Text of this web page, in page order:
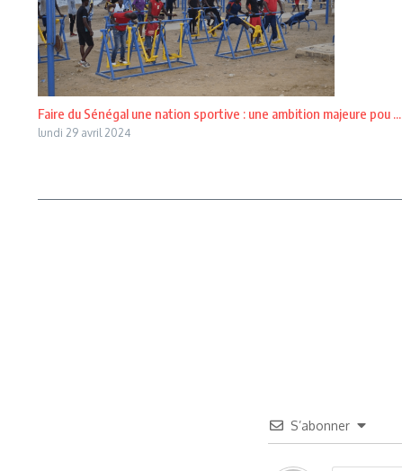
Faire du Sénégal une nation sportive : une ambition majeure pou ...
lundi 29 avril 2024
S’abonner